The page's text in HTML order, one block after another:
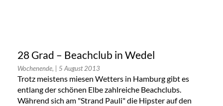
28 Grad – Beachclub in Wedel
Wochenende, | 5 August 2013
Trotz meistens miesen Wetters in Hamburg gibt es
entlang der schönen Elbe zahlreiche Beachclubs.
Während sich am "Strand Pauli" die Hipster auf den